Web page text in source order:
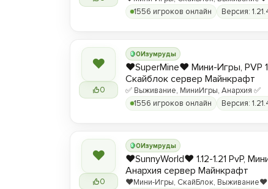
1556 игроков онлайн
Версия:
❤
0
0Изумруды
❤️SuperMine❤️ Мини-Игры, PVP
Скайблок сервер Майнкрафт
✅ Выживание, МиниИгры, Анархия ✅
1556 игроков онлайн
Версия:
❤
0
0Изумруды
❤️SunnyWorld❤️ 1.12-1.21 PvP,
Анархия сервер Майнкрафт
❤️Мини-Игры, СкайБлок, Выживание❤️